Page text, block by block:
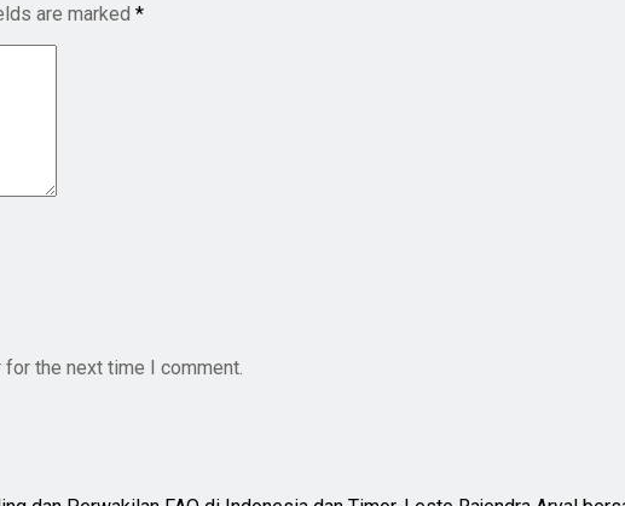
are marked *
the next time I comment.